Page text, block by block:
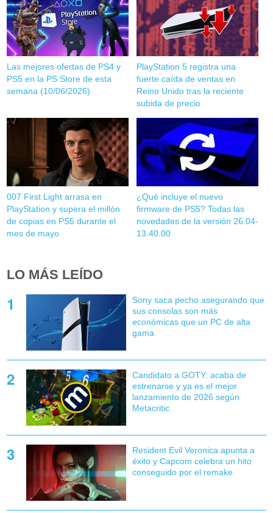
Las mejores ofertas de PS4 y
PS5 en la PS Store de esta
semana (10/06/2026)
PlayStation 5 registra una
fuerte caída de ventas en
Reino Unido tras la reciente
subida de precio
007 First Light arrasa en
PlayStation y supera el millón
de copias en PS5 durante el
mes de mayo
¿Qué incluye el nuevo
firmware de PS5? Todas las
novedades de la versión 26.04-
13.40.00
LO MÁS LEÍDO
Sony saca pecho asegurando que
sus consolas son más
económicas que un PC de alta
gama
Candidato a GOTY: acaba de
estrenarse y ya es el mejor
lanzamiento de 2026 según
Metacritic
Resident Evil Veronica apunta a
éxito y Capcom celebra un hito
conseguido por el remake